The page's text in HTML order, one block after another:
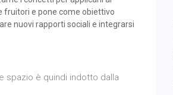
fruitori e pone come obiettivo
nuovi rapporti sociali e integrarsi
spazio è quindi indotto dalla